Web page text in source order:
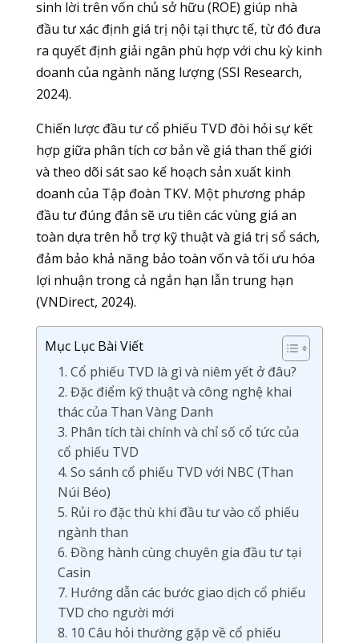
sinh lời trên vốn chủ sở hữu (ROE) giúp nhà
đầu tư xác định giá trị nội tại thực tế, từ đó đưa
ra quyết định giải ngân phù hợp với chu kỳ kinh
doanh của ngành năng lượng (SSI Research,
2024).
Chiến lược đầu tư cổ phiếu TVD đòi hỏi sự kết
hợp giữa phân tích cơ bản về giá than thế giới
và theo dõi sát sao kế hoạch sản xuất kinh
doanh của Tập đoàn TKV. Một phương pháp
đầu tư đúng đắn sẽ ưu tiên các vùng giá an
toàn dựa trên hỗ trợ kỹ thuật và giá trị sổ sách,
đảm bảo khả năng bảo toàn vốn và tối ưu hóa
lợi nhuận trong cả ngắn hạn lẫn trung hạn
(VNDirect, 2024).
Mục Lục Bài Viết
1. Cổ phiếu TVD là gì và niêm yết ở đâu?
2. Đặc điểm kỹ thuật và công nghệ khai
thác của Than Vàng Danh
3. Phân tích tài chính và chỉ số cổ tức của
cổ phiếu TVD
4. So sánh cổ phiếu TVD với NBC (Than
Núi Béo)
5. Rủi ro đặc thù khi đầu tư vào cổ phiếu
ngành than
6. Đồng hành cùng chuyên gia đầu tư tại
Casin
7. Hướng dẫn các bước giao dịch cổ phiếu
TVD cho người mới
8. 10 Câu hỏi thường gặp về cổ phiếu